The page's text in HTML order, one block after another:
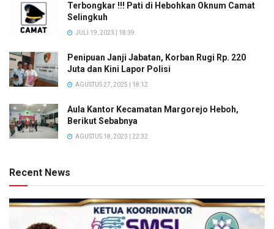
Terbongkar !!! Pati di Hebohkan Oknum Camat
Selingkuh
JULI 19, 2023 | 18:39
Penipuan Janji Jabatan, Korban Rugi Rp. 220
Juta dan Kini Lapor Polisi
AGUSTUS 27, 2025 | 18:12
Aula Kantor Kecamatan Margorejo Heboh,
Berikut Sebabnya
AGUSTUS 18, 2023 | 22:32
Recent News